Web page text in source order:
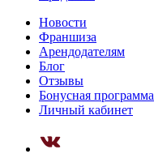
Новости
Франшиза
Арендодателям
Блог
Отзывы
Бонусная программа
Личный кабинет